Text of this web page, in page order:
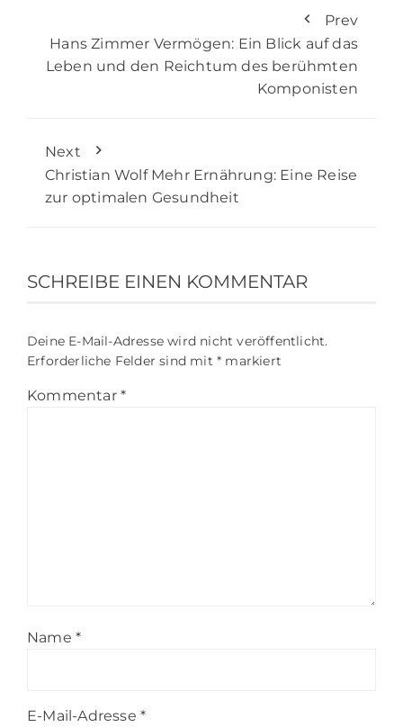
Prev
Hans Zimmer Vermögen: Ein Blick auf das
Leben und den Reichtum des berühmten
Komponisten
Next
Christian Wolf Mehr Ernährung: Eine Reise
zur optimalen Gesundheit
SCHREIBE EINEN KOMMENTAR
Deine E-Mail-Adresse wird nicht veröffentlicht.
Erforderliche Felder sind mit * markiert
Kommentar *
Name *
E-Mail-Adresse *